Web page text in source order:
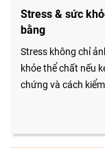
Stress & sức
bằng
Stress không chỉ
khỏe thể chất nếu
chứng và cách